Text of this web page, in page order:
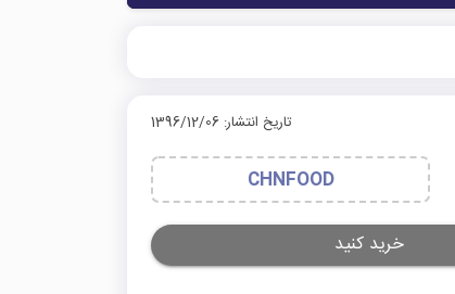
تاریخ انتشار: 1396/12/06
CHNFOOD
خرید کنید